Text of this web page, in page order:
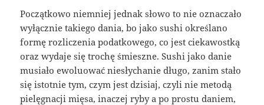
Początkowo niemniej jednak słowo to nie oznaczało
wyłącznie takiego dania, bo jako sushi określano
formę rozliczenia podatkowego, co jest ciekawostką
oraz wydaje się trochę śmieszne. Sushi jako danie
musiało ewoluować niesłychanie długo, zanim stało
się istotnie tym, czym jest dzisiaj, czyli nie metodą
pielęgnacji mięsa, inaczej ryby a po prostu daniem,